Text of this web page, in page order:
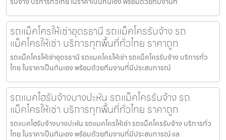
รถแม็คโครให้เช่าอุดรธานี รถแม็คโครรับจ้าง รถ
แม็คโครให้เช่า บริการทุกพื้นที่ทั่วไทย ราคาถูก
รถแม็คโครให้เช่าอุดรธานี รถแมคโครให้เช่า รถแม็คโครรับจ้าง บริการทั่ว
ไทย ในราคาเป็นกันเอง พร้อมด้วยทีมงานที่มีประสบการณ์
รถแบคโฮรับจ้างบางปะหัน รถแม็คโครรับจ้าง รถ
แม็คโครให้เช่า บริการทุกพื้นที่ทั่วไทย ราคาถูก
รถแบคโฮรับจ้างบางปะหัน รถแมคโครให้เช่า รถแม็คโครรับจ้าง บริการทั่ว
ไทย ในราคาเป็นกันเอง พร้อมด้วยทีมงานที่มีประสบการณ์ แล